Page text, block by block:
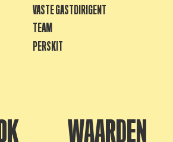
VASTE GASTDIRIGENT
TEAM
PERSKIT
WAARDEN